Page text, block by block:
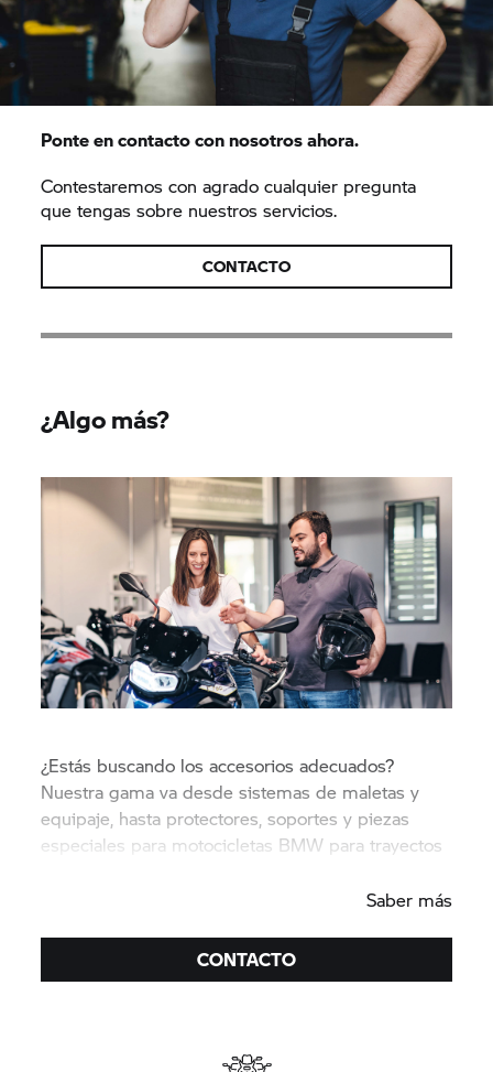
Ponte en contacto con nosotros ahora.
Contestaremos con agrado cualquier pregunta
que tengas sobre nuestros servicios.
CONTACTO
¿Algo más?
¿Estás buscando los accesorios adecuados?
Nuestra gama va desde sistemas de maletas y
equipaje, hasta protectores, soportes y piezas
especiales para motocicletas BMW para trayectos
Saber más
CONTACTO